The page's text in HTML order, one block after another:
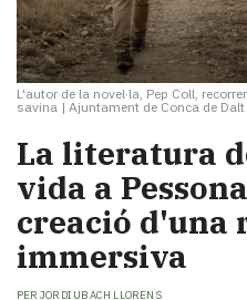
L'autor de la novel·la, Pep Coll,
savina | Ajuntament de Conca de Dalt
La literatura
vida a
creació d'una
immersiva
PER JORDI UBACH LLORENS